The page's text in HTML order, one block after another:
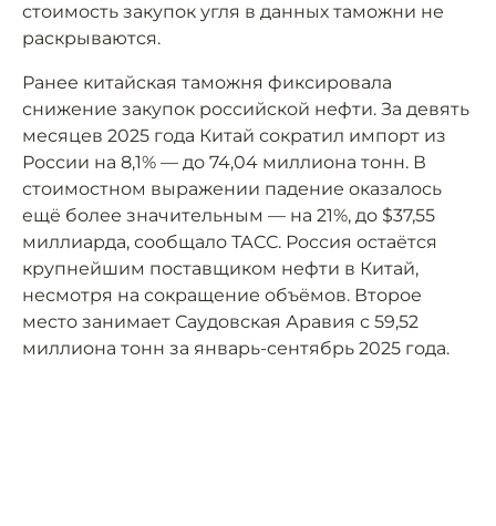
стоимость закупок угля в данных таможни не
раскрываются.
Ранее китайская таможня фиксировала
снижение закупок российской нефти. За девять
месяцев 2025 года Китай сократил импорт из
России на 8,1% — до 74,04 миллиона тонн. В
стоимостном выражении падение оказалось
ещё более значительным — на 21%, до $37,55
миллиарда, сообщало ТАСС. Россия остаётся
крупнейшим поставщиком нефти в Китай,
несмотря на сокращение объёмов. Второе
место занимает Саудовская Аравия с 59,52
миллиона тонн за январь-сентябрь 2025 года.